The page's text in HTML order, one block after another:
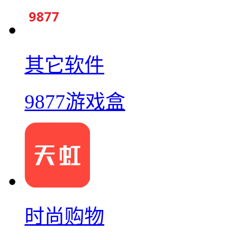
其它软件
9877游戏盒
时尚购物